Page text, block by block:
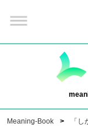
Meaning-Book 「